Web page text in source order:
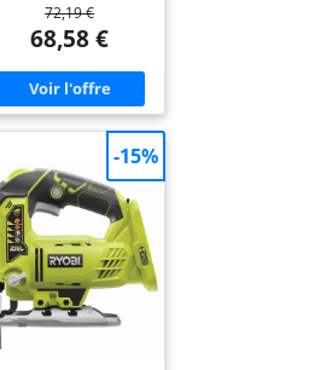
72,19 €
68,58 €
-15%